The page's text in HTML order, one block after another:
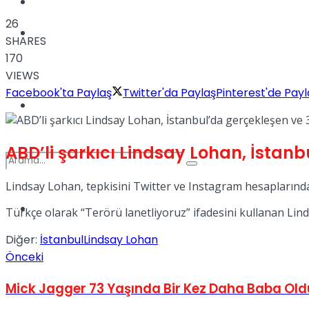
Türkiye
No Result
26
SHARES
170
VIEWS
Facebook'ta Paylaş
Twitter'da PaylaşPinterest'de
ABD’li şarkıcı Lindsay Lohan,
Lindsay Lohan, tepkisini Twitter ve Instagram
Türkçe olarak “Terörü lanetliyoruz” ifadesini kullanan
Diğer: İstanbulLindsay Lohan
Önceki
Mick Jagger 73 Yaşında Bir Kez Daha Baba